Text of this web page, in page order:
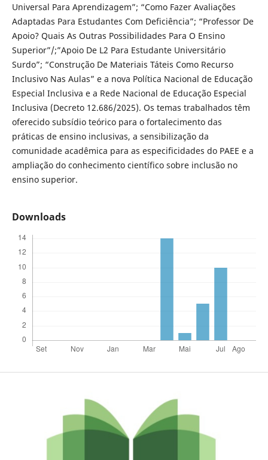
Universal Para Aprendizagem”; “Como Fazer Avaliações
Adaptadas Para Estudantes Com Deficiência”; “Professor De
Apoio? Quais As Outras Possibilidades Para O Ensino
Superior”/;”Apoio De L2 Para Estudante Universitário
Surdo”; “Construção De Materiais Táteis Como Recurso
Inclusivo Nas Aulas” e a nova Política Nacional de Educação
Especial Inclusiva e a Rede Nacional de Educação Especial
Inclusiva (Decreto 12.686/2025). Os temas trabalhados têm
oferecido subsídio teórico para o fortalecimento das
práticas de ensino inclusivas, a sensibilização da
comunidade acadêmica para as especificidades do PAEE e a
ampliação do conhecimento científico sobre inclusão no
ensino superior.
Downloads